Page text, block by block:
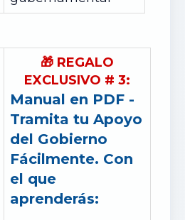
🎁 REGALO
EXCLUSIVO # 3:
Manual en PDF -
Tramita tu Apoyo
del Gobierno
Fácilmente. Con
el que
aprenderás: